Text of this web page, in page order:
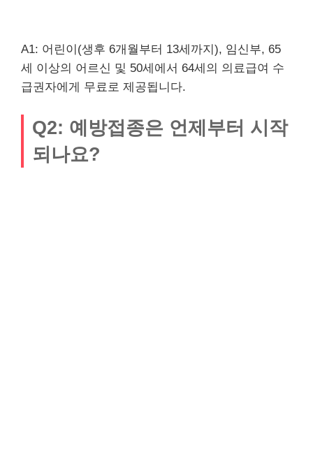
A1: 어린이(생후 6개월부터 13세까지), 임신부, 65
세 이상의 어르신 및 50세에서 64세의 의료급여 수
급권자에게 무료로 제공됩니다.
Q2: 예방접종은 언제부터 시작
되나요?